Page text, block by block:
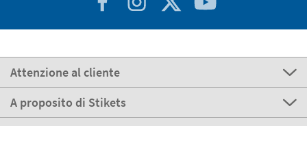
Attenzione al cliente
A proposito di Stikets